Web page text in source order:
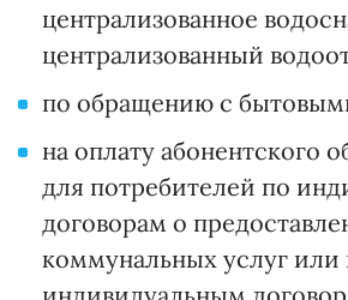
централизованное
централизованный
по обращению с
на оплату абонентского
для потребителей по
договорам о
коммунальных услуг или